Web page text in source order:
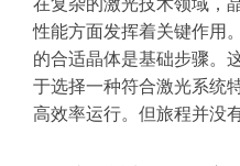
性能方面发挥着关键作用
的合适晶体是基础步骤。
于选择一种符合激光系统
高效率运行。但旅程并没